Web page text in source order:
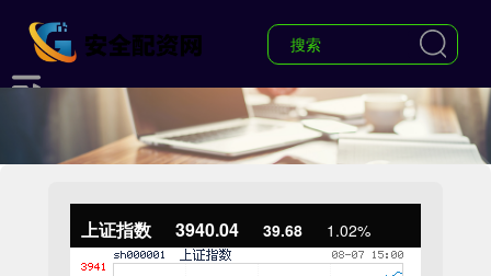
上证指数 3940.04 39.68 1.02%